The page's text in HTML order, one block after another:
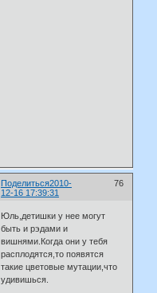
Поделиться 76
2010-
12-16 17:39:31
Юль,детишки у нее могут
быть и рэдами и
вишнями.Когда они у тебя
расплодятся,то появятся
такие цветовые мутации,что
удивишься.